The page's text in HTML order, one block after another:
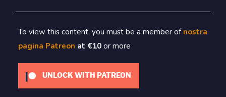
To view this content, you must be a member of nostra
pagina Patreon at €10 or more
UNLOCK WITH PATREON